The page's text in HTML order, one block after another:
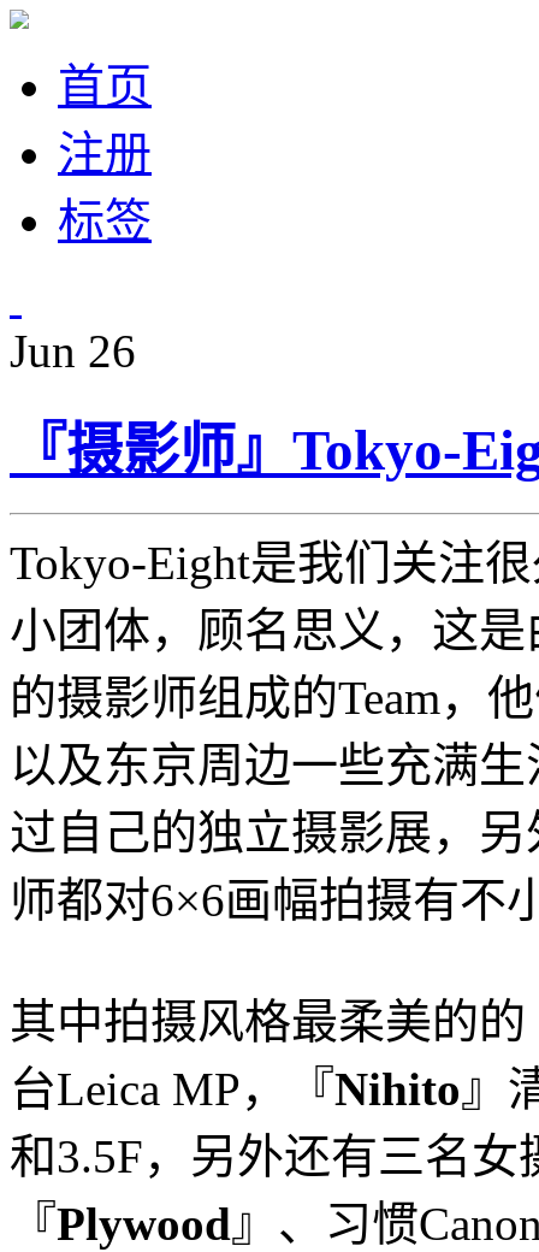
首页
注册
标签
Jun 26
『摄影师』Tokyo-
Tokyo-Eight是我们关注
小团体，顾名思义，这
的摄影师组成的Team，
以及东京周边一些充满
过自己的独立摄影展，
师都对6×6画幅拍摄有不
其中拍摄风格最柔美的的
台Leica MP，『Nihito』
和3.5F，另外还有三名
『Plywood』、习惯